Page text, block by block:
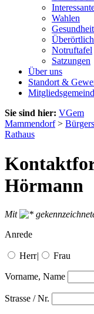
Wahlen
Notruftafel
Satzungen
Über uns
Standort &
Sie sind hier: VGem
Mammendorf>
Rathaus
Hörmann
Mit
Anrede
Herr| Frau
Vorname, Name
Strasse / Nr.